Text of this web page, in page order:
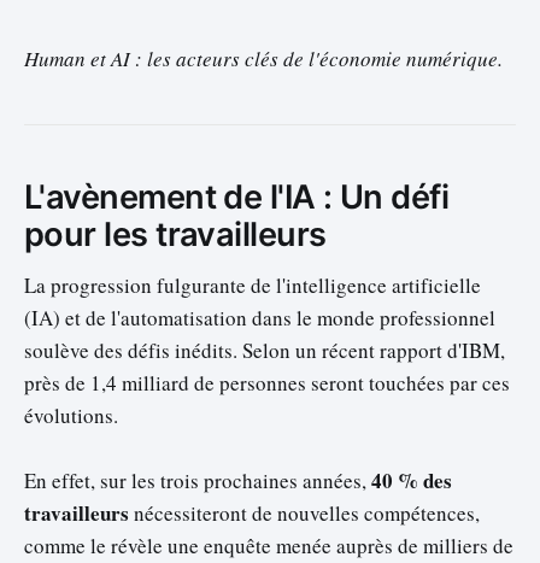
Human et AI : les acteurs clés de l'économie numérique.
L'avènement de l'IA : Un défi
pour les travailleurs
La progression fulgurante de l'intelligence artificielle
(IA) et de l'automatisation dans le monde professionnel
soulève des défis inédits. Selon un récent rapport d'IBM,
près de 1,4 milliard de personnes seront touchées par ces
évolutions.
En effet, sur les trois prochaines années,40 % des
travailleurs nécessiteront de nouvelles compétences,
comme le révèle une enquête menée auprès de milliers de